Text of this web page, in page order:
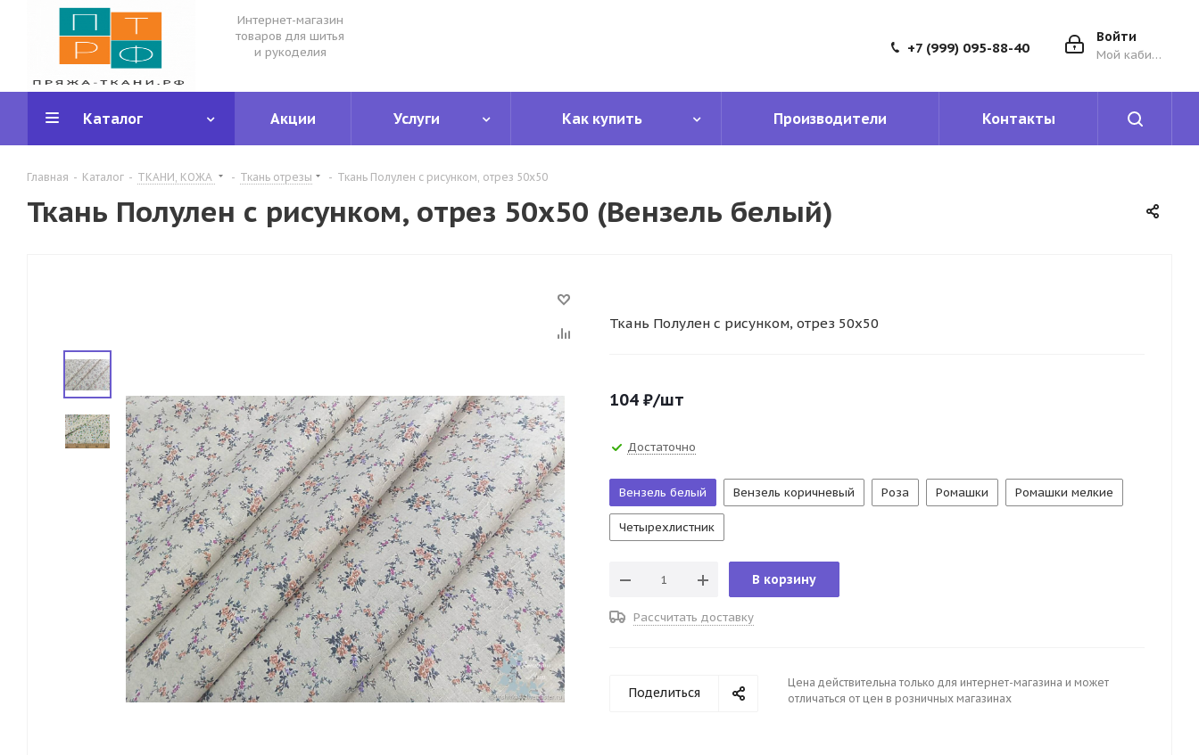
Интернет-магазин
товаров для шитья
и рукоделия
Войти
Мой кабинет
+7 (999) 095-88-40
Каталог Акции Услуги Как купить Производители Контакты
Главная - Каталог - ТКАНИ, КОЖА - Ткань отрезы - Ткань Полулен с рисунком, отрез 50х50
Ткань Полулен с рисунком, отрез 50х50 (Вензель белый)
Ткань Полулен с рисунком, отрез 50х50
104 ₽/шт
Достаточно
Вензель белый Вензель коричневый Роза Ромашки Ромашки мелкие
Четырехлистник
В корзину
Рассчитать доставку
Поделиться
Цена действительна только для интернет-магазина и может
отличаться от цен в розничных магазинах